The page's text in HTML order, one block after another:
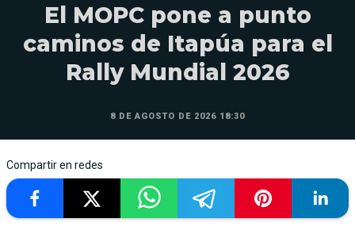
El MOPC pone a punto
caminos de Itapúa para el
Rally Mundial 2026
8 DE AGOSTO DE 2026 18:30
Compartir en redes